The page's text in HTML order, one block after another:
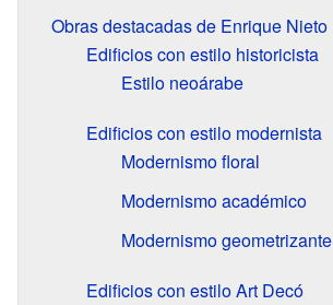
Obras destacadas de Enrique Nieto
Edificios con estilo historicista
Estilo neoárabe
Edificios con estilo modernista
Modernismo floral
Modernismo académico
Modernismo geometrizante
Edificios con estilo Art Decó